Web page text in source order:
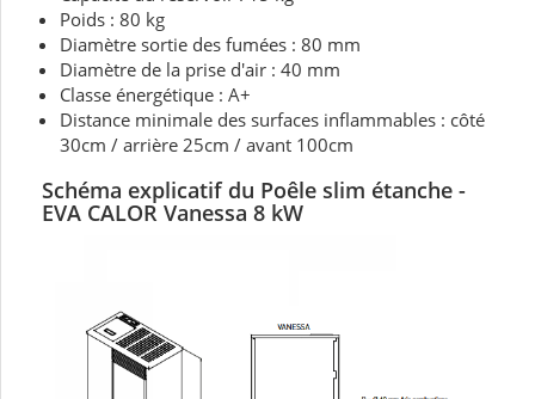
Poids : 80 kg
Diamètre sortie des fumées : 80 mm
Diamètre de la prise d'air : 40 mm
Classe énergétique : A+
Distance minimale des surfaces inflammables : côté
30cm / arrière 25cm / avant 100cm
Schéma explicatif du Poêle slim étanche -
EVA CALOR Vanessa 8 kW